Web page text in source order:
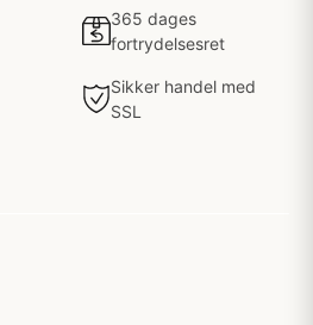
365 dages
fortrydelsesret
Sikker handel med
SSL